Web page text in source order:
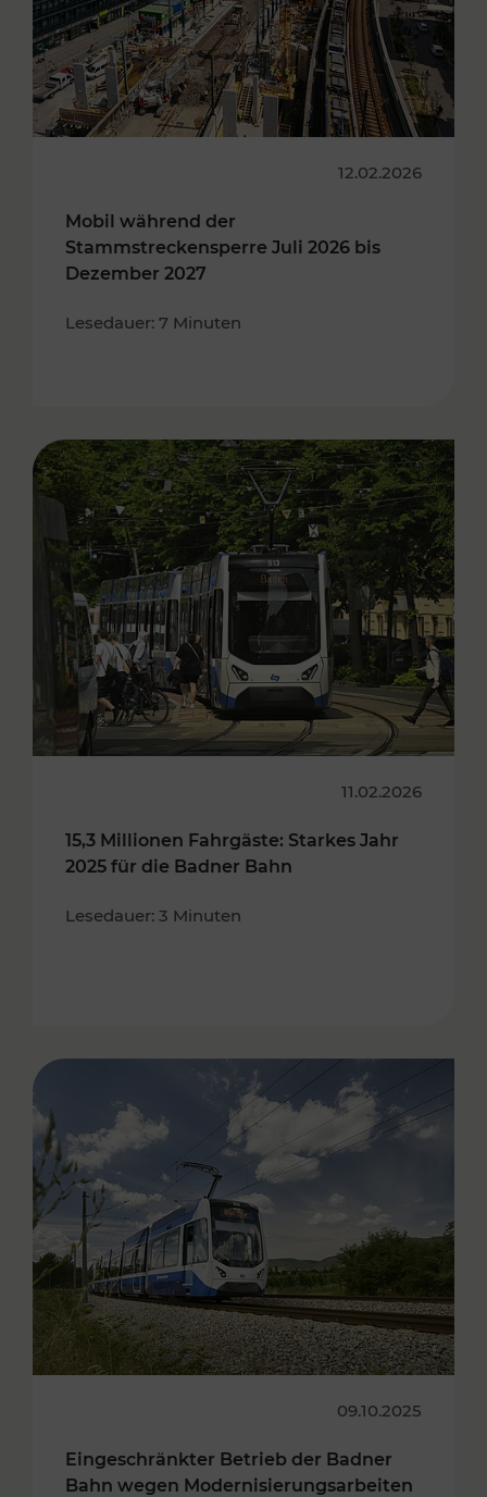
12.02.2026
Mobil während der
Stammstreckensperre Juli 2026 bis
Dezember 2027
Lesedauer: 7 Minuten
11.02.2026
15,3 Millionen Fahrgäste: Starkes Jahr
2025 für die Badner Bahn
Lesedauer: 3 Minuten
09.10.2025
Eingeschränkter Betrieb der Badner
Bahn wegen Modernisierungsarbeiten